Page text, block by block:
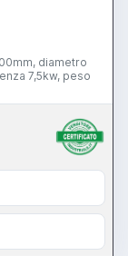
diametro
7,5kw, peso